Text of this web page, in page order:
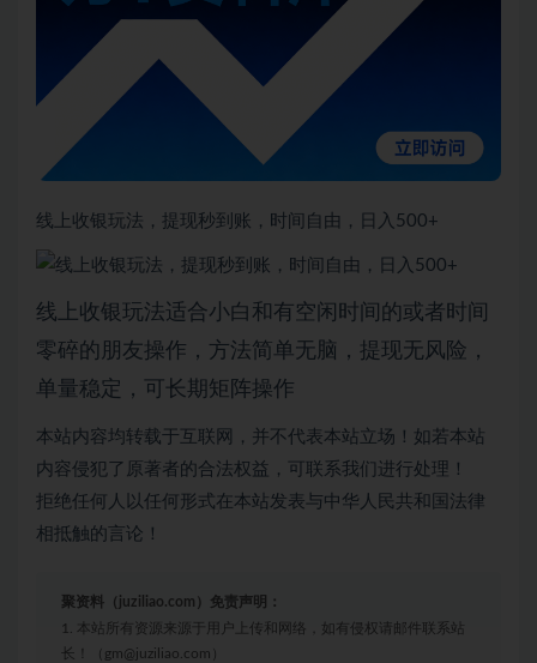
线上收银玩法，提现秒到账，时间自由，日入500+
线上收银玩法适合小白和有空闲时间的或者时间
零碎的朋友操作，方法简单无脑，提现无风险，
单量稳定，可长期矩阵操作
本站内容均转载于互联网，并不代表本站立场！如若本站
内容侵犯了原著者的合法权益，可联系我们进行处理！
拒绝任何人以任何形式在本站发表与中华人民共和国法律
相抵触的言论！
聚资料（juziliao.com）免责声明：
1. 本站所有资源来源于用户上传和网络，如有侵权请邮件联系站
长！（gm@juziliao.com）